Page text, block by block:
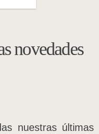
novedades
nuestras últimas